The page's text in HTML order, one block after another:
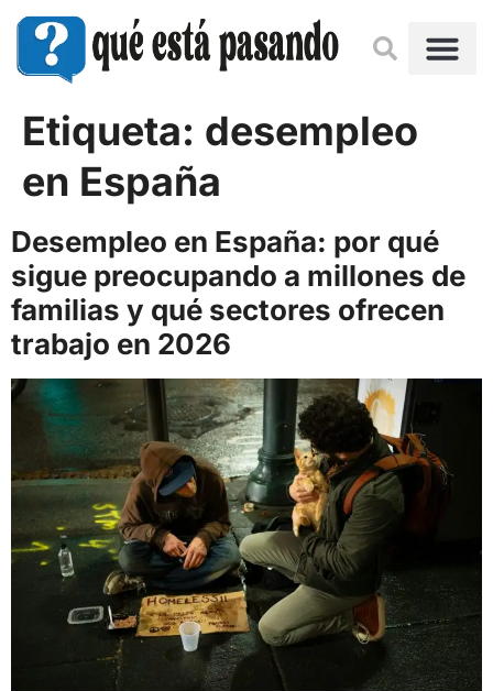
Etiqueta: desempleo
en España
Desempleo en España: por qué
sigue preocupando a millones de
familias y qué sectores ofrecen
trabajo en 2026